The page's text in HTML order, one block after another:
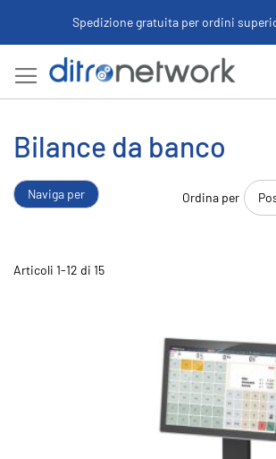
Spedizione gratuita per ordini
al
contenuto
Bilance da banco
Articoli 1-12 di 15
Ordina per
Naviga per